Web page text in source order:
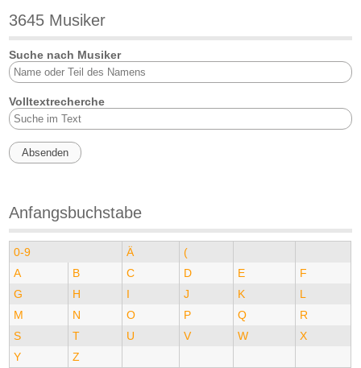
3645 Musiker
Suche nach Musiker
Volltextrecherche
Anfangsbuchstabe
0-9 Ä
(
A
B C D E
F
G
H I J K
L
M
N O P Q
R
S
T U V W
X
Y
Z